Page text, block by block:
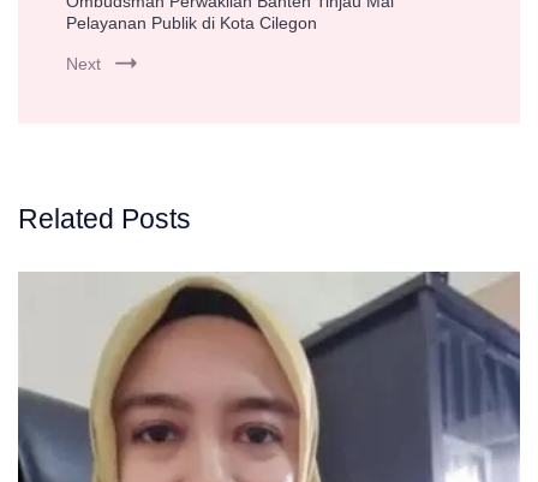
Pelayanan Publik di Kota Cilegon
Next
Related Posts